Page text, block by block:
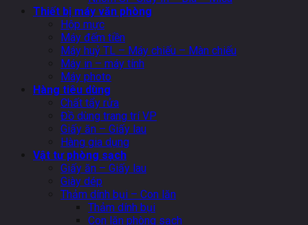
Thiết bị máy văn phòng
Hộp mực
Máy đếm tiền
Máy huỷ TL – Máy chiếu – Màn chiếu
Máy in – máy tính
Máy photo
Hàng tiêu dùng
Chất tẩy rửa
Đồ dùng trang trí VP
Giấy ăn – Giấy lau
Hàng gia dụng
Vật tư phòng sạch
Giấy ăn – Giấy lau
Giày dép
Thảm dính bụi – Con lăn
Thảm dính bụi
Con lăn phòng sạch